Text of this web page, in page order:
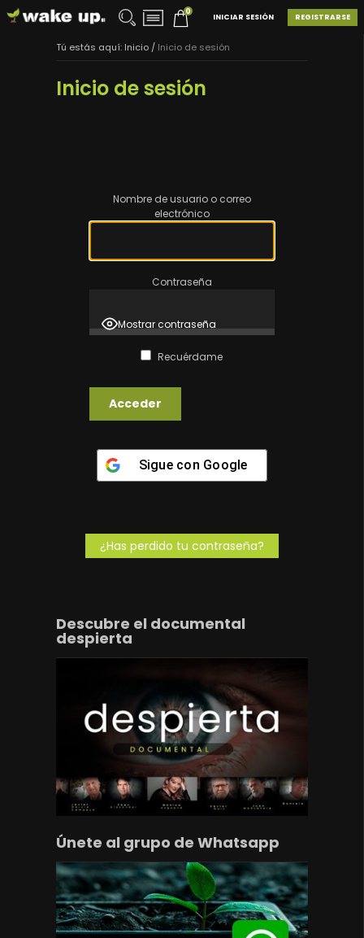
0
REGISTRARSE
INICIAR SESIÓN
Tú estás aquí: Inicio/ Inicio de sesión
Inicio de sesión
Nombre de usuario o correo
electrónico
Contraseña
Mostrar contraseña
Recuérdame
Sigue con Google
¿Has perdido tu contraseña?
Descubre el documental
despierta
Únete al grupo de Whatsapp